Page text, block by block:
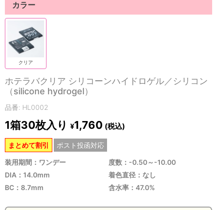
カラー
クリア
ホテラバクリア シリコーンハイドロゲル／シリコン
（silicone hydrogel）
品番: HL0002
1箱30枚入り ¥1,760 (税込)
まとめて割引 ポスト投函対応
装用期間：ワンデー
度数：-0.50～-10.00
DIA：14.0mm
着色直径：なし
BC：8.7mm
含水率：47.0%